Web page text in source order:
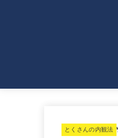
とくさんの内観法